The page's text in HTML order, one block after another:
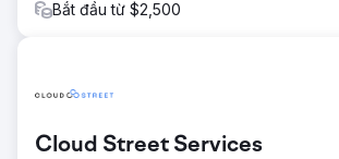
Bắt đầu từ $2,500
Cloud Street Services